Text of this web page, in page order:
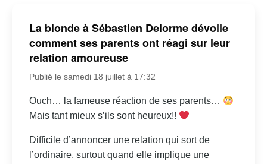
La blonde à Sébastien Delorme dévoile
comment ses parents ont réagi sur leur
relation amoureuse
Publié le samedi 18 juillet à 17:32
Ouch… la fameuse réaction de ses parents…
Mais tant mieux s’ils sont heureux!!
Difficile d’annoncer une relation qui sort de
l’ordinaire, surtout quand elle implique une